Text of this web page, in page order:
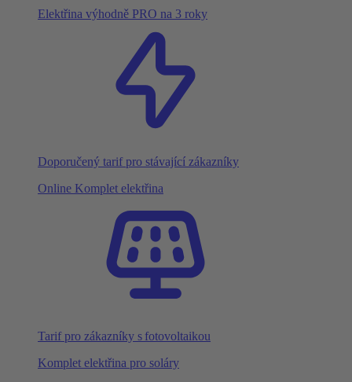
Elektřina výhodně PRO na 3 roky
Doporučený tarif pro stávající zákazníky
Online Komplet elektřina
Tarif pro zákazníky s fotovoltaikou
Komplet elektřina pro soláry